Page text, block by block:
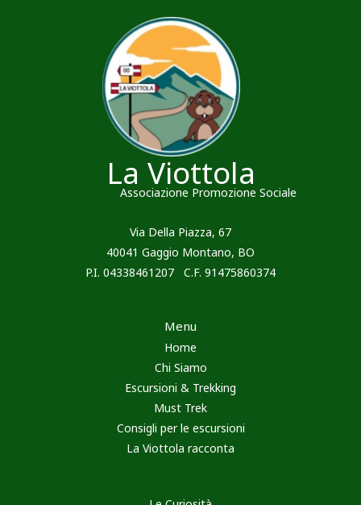
La Viottola
Associazione Promozione Sociale
Via Della Piazza, 67
40041 Gaggio Montano, BO
P.I. 04338461207 C.F. 91475860374
Menu
Home
Chi Siamo
Escursioni & Trekking
Must Trek
Consigli per le escursioni
La Viottola racconta